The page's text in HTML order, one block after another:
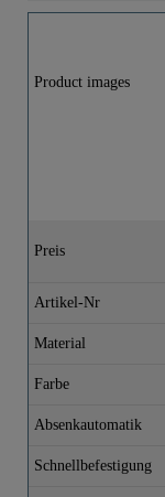
Product images
Preis
Artikel-Nr
Material
Farbe
Absenkautomatik
Schnellbefestigung